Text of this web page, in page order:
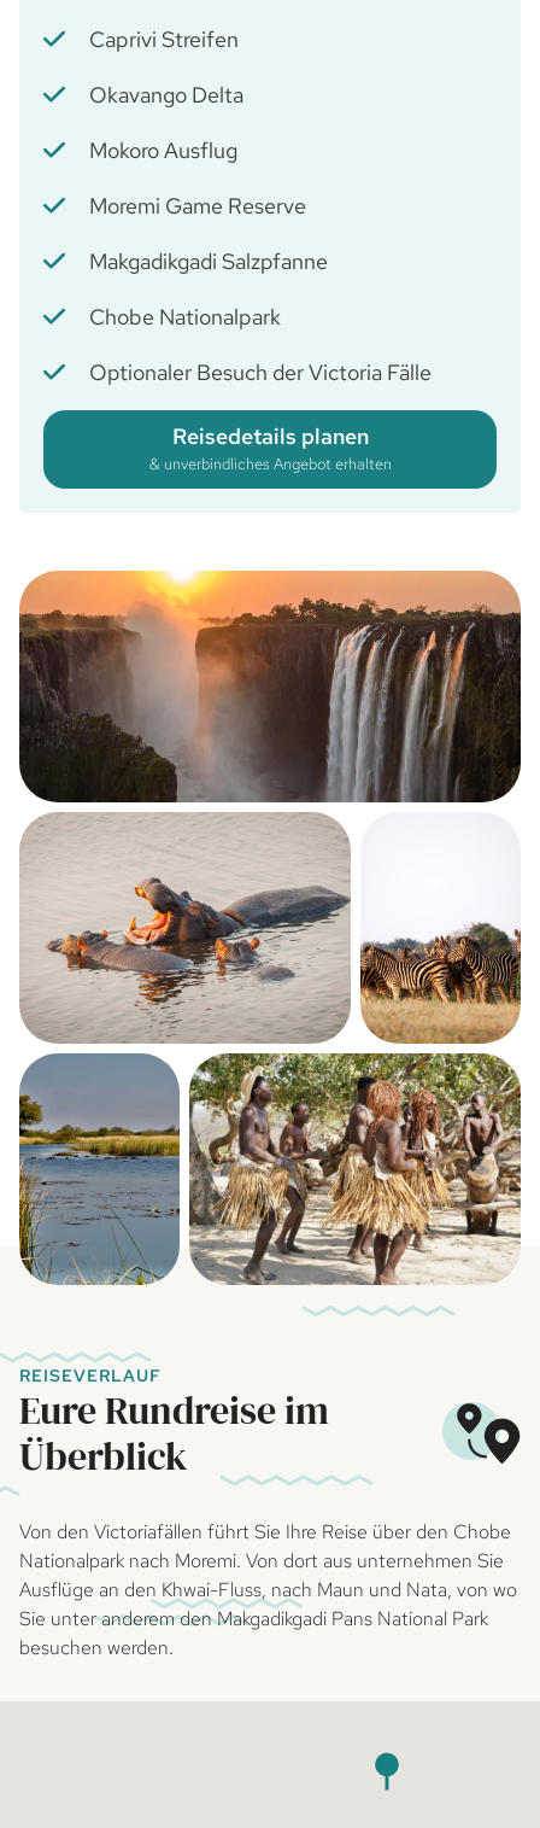
Caprivi Streifen
Okavango Delta
Mokoro Ausflug
Moremi Game Reserve
Makgadikgadi Salzpfanne
Chobe Nationalpark
Optionaler Besuch der Victoria Fälle
Reisedetails planen
& unverbindliches Angebot erhalten
REISEVERLAUF
Eure Rundreise im
Überblick
Von den Victoriafällen führt Sie Ihre Reise über den Chobe
Nationalpark nach Moremi. Von dort aus unternehmen Sie
Ausflüge an den Khwai-Fluss, nach Maun und Nata, von wo
Sie unter anderem den Makgadikgadi Pans National Park
besuchen werden.